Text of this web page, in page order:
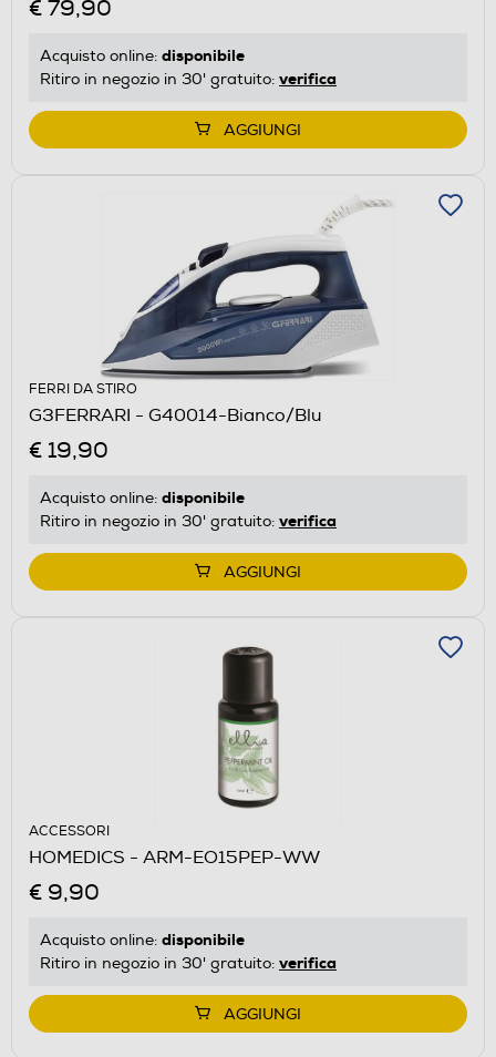
€ 79,90
Acquisto online: disponibile
Ritiro in negozio in 30' gratuito: verifica
AGGIUNGI
FERRI DA STIRO
G3FERRARI - G40014-Bianco/Blu
€ 19,90
Acquisto online: disponibile
Ritiro in negozio in 30' gratuito: verifica
AGGIUNGI
ACCESSORI
HOMEDICS - ARM-EO15PEP-WW
€ 9,90
Acquisto online: disponibile
Ritiro in negozio in 30' gratuito: verifica
AGGIUNGI